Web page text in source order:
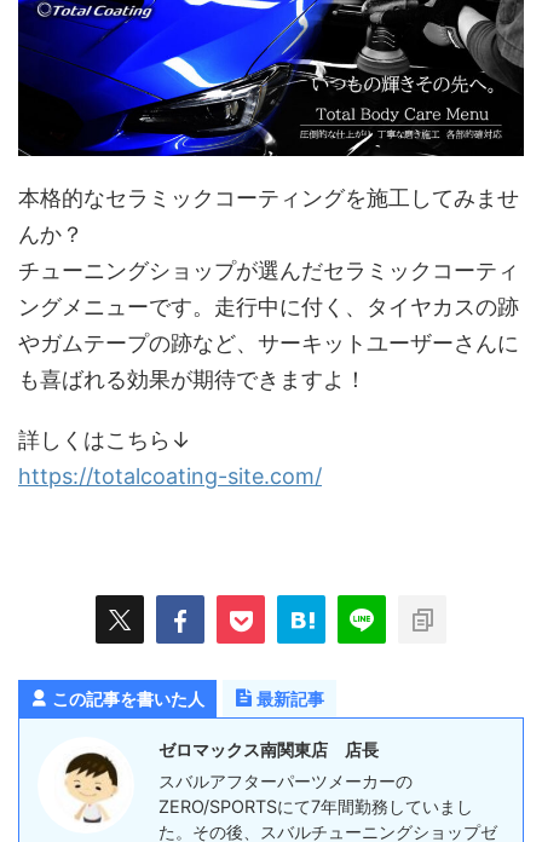
本格的なセラミックコーティングを施工してみませ
んか？
チューニングショップが選んだセラミックコーティ
ングメニューです。走行中に付く、タイヤカスの跡
やガムテープの跡など、サーキットユーザーさんに
も喜ばれる効果が期待できますよ！
詳しくはこちら↓
https://totalcoating-site.com/
この記事を書いた人 最新記事
ゼロマックス南関東店 店長
スバルアフターパーツメーカーの
ZERO/SPORTSにて7年間勤務していまし
た。その後、スバルチューニングショップゼ